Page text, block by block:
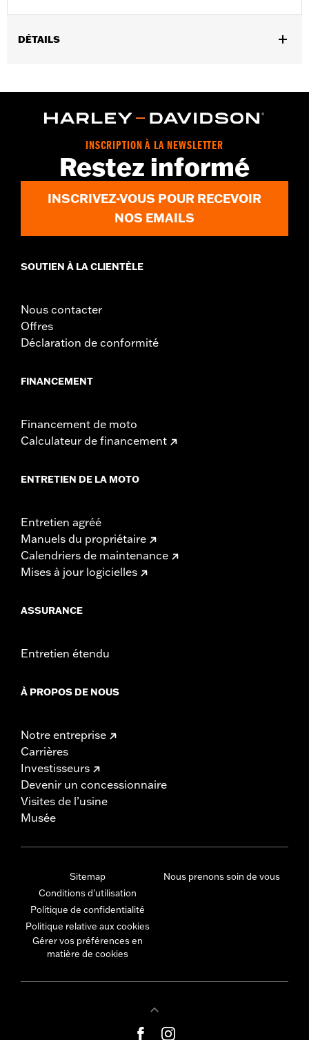
DÉTAILS
WARRANTY:Wolverine Worldwide Manufacturer Warranty – Go
Imported
Dimension Description:SHAFT HEIGHT: 5.25” / HEEL HEIGHT:
INSCRIPTION À LA NEWSLETTER
Restez informé
INSCRIVEZ-VOUS POUR RECEVOIR
NOS EMAILS
SOUTIEN À LA CLIENTÈLE
Nous contacter
Offres
Déclaration de conformité
FINANCEMENT
Financement de moto
Calculateur de financement
ENTRETIEN DE LA MOTO
Entretien agréé
Manuels du propriétaire
Calendriers de maintenance
Mises à jour logicielles
ASSURANCE
Entretien étendu
À PROPOS DE NOUS
Notre entreprise
Carrières
Investisseurs
Devenir un concessionnaire
Visites de l’usine
Musée
Sitemap
Conditions d'utilisation
Politique de confidentialité
Politique relative aux cookies
Gérer vos préférences en
matière de cookies
Nous prenons soin de vous